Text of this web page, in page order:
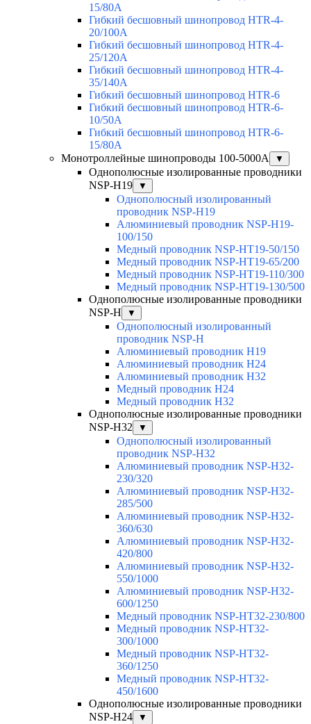
15/80A
Гибкий бесшовный шинопровод HTR-4-
20/100A
Гибкий бесшовный шинопровод HTR-4-
25/120A
Гибкий бесшовный шинопровод HTR-4-
35/140A
Гибкий бесшовный шинопровод HTR-6
Гибкий бесшовный шинопровод HTR-6-
10/50A
Гибкий бесшовный шинопровод HTR-6-
15/80A
Монотроллейные шинопроводы 100-5000А
▼
Однополюсные изолированные проводники
NSP-H19
▼
Однополюсный изолированный
проводник NSP-H19
Алюминиевый проводник NSP-H19-
100/150
Медный проводник NSP-HT19-50/150
Медный проводник NSP-HT19-65/200
Медный проводник NSP-HT19-110/300
Медный проводник NSP-HT19-130/500
Однополюсные изолированные проводники
NSP-H
▼
Однополюсный изолированный
проводник NSP-H
Алюминиевый проводник H19
Алюминиевый проводник H24
Алюминиевый проводник H32
Медный проводник H24
Медный проводник H32
Однополюсные изолированные проводники
NSP-H32
▼
Однополюсный изолированный
проводник NSP-H32
Алюминиевый проводник NSP-H32-
230/320
Алюминиевый проводник NSP-H32-
285/500
Алюминиевый проводник NSP-H32-
360/630
Алюминиевый проводник NSP-H32-
420/800
Алюминиевый проводник NSP-H32-
550/1000
Алюминиевый проводник NSP-H32-
600/1250
Медный проводник NSP-HT32-230/800
Медный проводник NSP-HT32-
300/1000
Медный проводник NSP-HT32-
360/1250
Медный проводник NSP-HT32-
450/1600
Однополюсные изолированные проводники
NSP-H24
▼